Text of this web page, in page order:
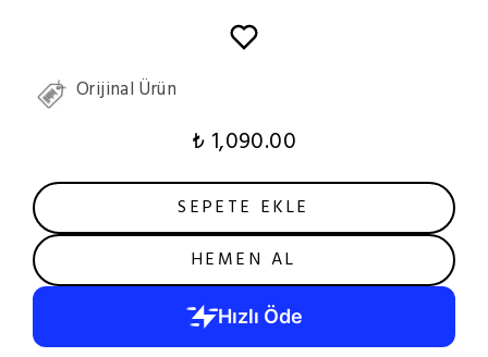
Orijinal Ürün
₺ 1,090.00
SEPETE EKLE
HEMEN AL